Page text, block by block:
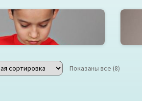
Футболка Удача
Показаны все (8)